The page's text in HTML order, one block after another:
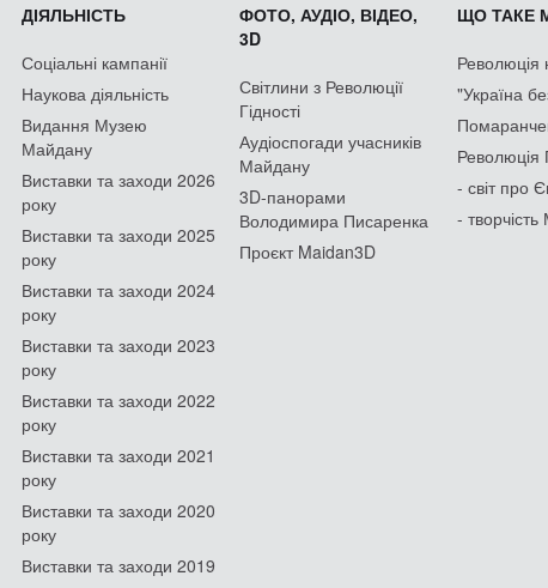
ДІЯЛЬНІСТЬ
Соціальні кампанії
Наукова діяльність
Видання Музею
Майдану
Виставки та заходи 2026
року
Виставки та заходи 2025
року
Виставки та заходи 2024
року
Виставки та заходи 2023
року
Виставки та заходи 2022
року
Виставки та заходи 2021
року
Виставки та заходи 2020
року
Виставки та заходи 2019
ФОТО, АУДІО, ВІДЕО,
3D
Світлини з Революції
Гідності
Аудіоспогади учасників
Майдану
3D-панорами
Володимира Писаренка
Проєкт Maidan3D
ЩО ТАКЕ
Революція
"Україна
Революція
- світ про
-